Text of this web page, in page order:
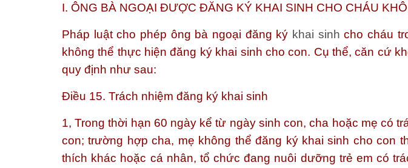
I. ÔNG BÀ NGOẠI ĐƯỢC ĐĂNG KÝ KHAI SINH CHO CHÁU
Pháp luật cho phép ông bà ngoại đăng ký khai sinh cho cháu
không thể thực hiện đăng ký khai sinh cho con. Cụ thể, căn cứ
quy định như sau:
Điều 15. Trách nhiệm đăng ký khai sinh
1, Trong thời hạn 60 ngày kể từ ngày sinh con, cha hoặc mẹ có
con; trường hợp cha, mẹ không thể đăng ký khai sinh cho con
thích khác hoặc cá nhân, tổ chức đang nuôi dưỡng trẻ em có